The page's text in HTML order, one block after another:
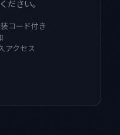
ださい。
コード付き
アクセス